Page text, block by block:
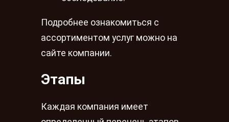
Подробнее ознакомиться с
ассортиментом услуг можно на
сайте компании.
Этапы
Каждая компания имеет